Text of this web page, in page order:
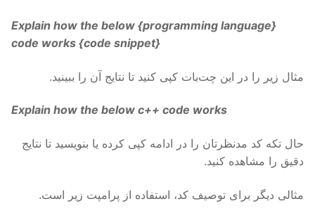
Explain how the below {programming language}
code works {code snippet}
مثال زیر را در این چت‌بات کپی کنید تا نتایج آن را ببینید.
Explain how the below c++ code works
حال تکه کد مدنظرتان را در ادامه کپی کرده یا بنویسید تا نتایج
دقیق را مشاهده کنید.
مثالی دیگر برای توصیف کد، استفاده از پرامپت زیر است.